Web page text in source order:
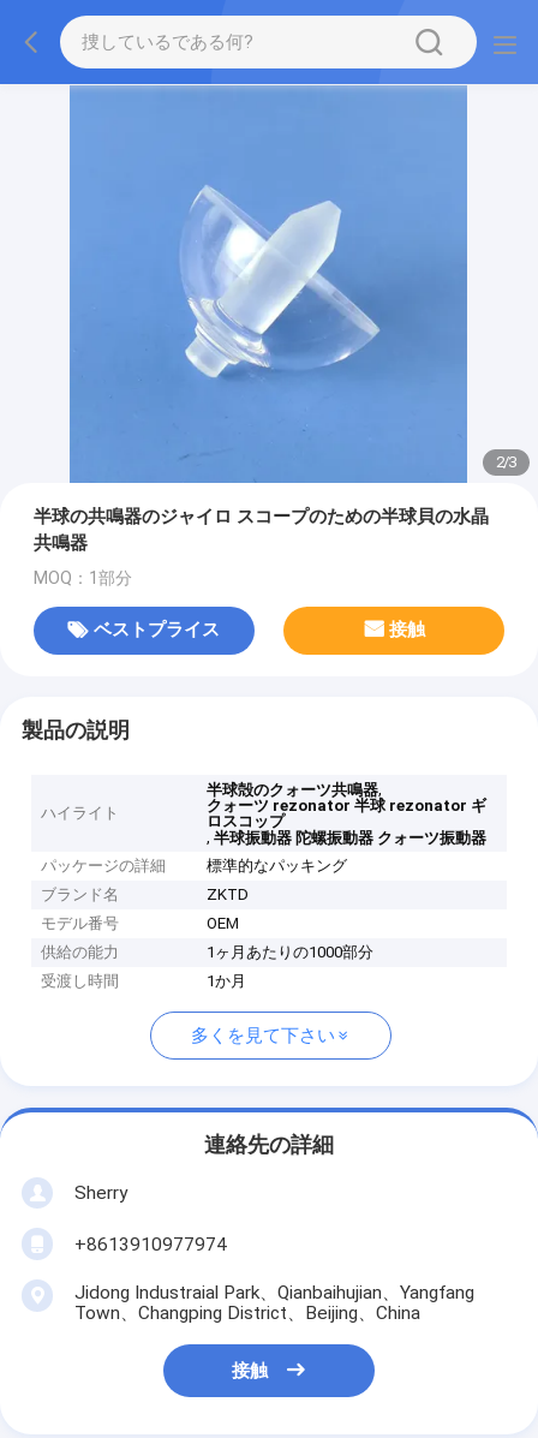
2/3
半球の共鳴器のジャイロ スコープのための半球貝の水晶
共鳴器
MOQ：1部分
ベストプライス 接触
製品の説明
ハイライト
半球殻のクォーツ共鳴器,
クォーツ rezonator 半球 rezonator ギ
ロスコップ
,半球振動器 陀螺振動器 クォーツ振動器
パッケージの詳細
標準的なパッキング
ブランド名
ZKTD
モデル番号
OEM
供給の能力
1ヶ月あたりの1000部分
受渡し時間
1か月
多くを見て下さい
連絡先の詳細
Sherry
+8613910977974
Jidong Industraial Park、Qianbaihujian、Yangfang
Town、Changping District、Beijing、China
接触